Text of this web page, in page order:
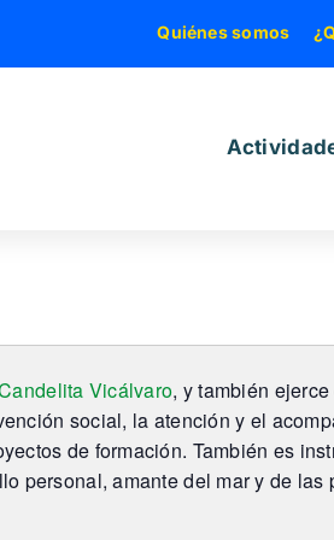
Quiénes somos
Vicálvaro, y también
social, la atención y el
de formación. También es
personal, amante del mar y de las